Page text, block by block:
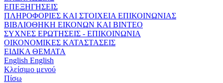
ΕΠΕΞΗΓΗΣΕΙΣ
ΠΛΗΡΟΦΟΡΙΕΣ ΚΑΙ ΣΤΟΙΧΕΙΑ ΕΠΙΚΟΙΝΩΝΙΑΣ
ΒΙΒΛΙΟΘΗΚΗ ΕΙΚΟΝΩΝ ΚΑΙ ΒΙΝΤΕΟ
ΣΥΧΝΕΣ ΕΡΩΤΗΣΕΙΣ - ΕΠΙΚΟΙΝΩΝΙΑ
ΟΙΚΟΝΟΜΙΚΕΣ ΚΑΤΑΣΤΑΣΕΙΣ
ΕΙΔΙΚΑ ΘΕΜΑΤΑ
English English
Κλείσιμο μενού
Πίσω